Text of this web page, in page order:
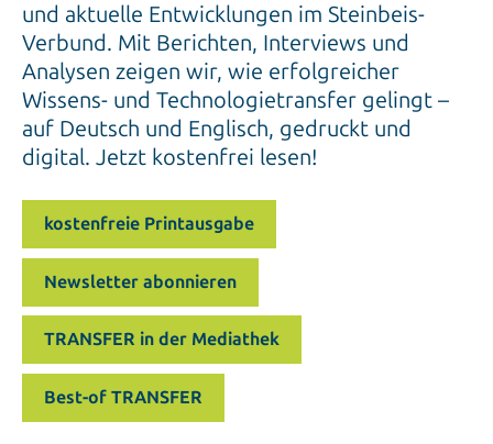
und aktuelle Entwicklungen im Steinbeis-
Verbund. Mit Berichten, Interviews und
Analysen zeigen wir, wie erfolgreicher
Wissens- und Technologietransfer gelingt –
auf Deutsch und Englisch, gedruckt und
digital. Jetzt kostenfrei lesen!
kostenfreie Printausgabe
Newsletter abonnieren
TRANSFER in der Mediathek
Best-of TRANSFER